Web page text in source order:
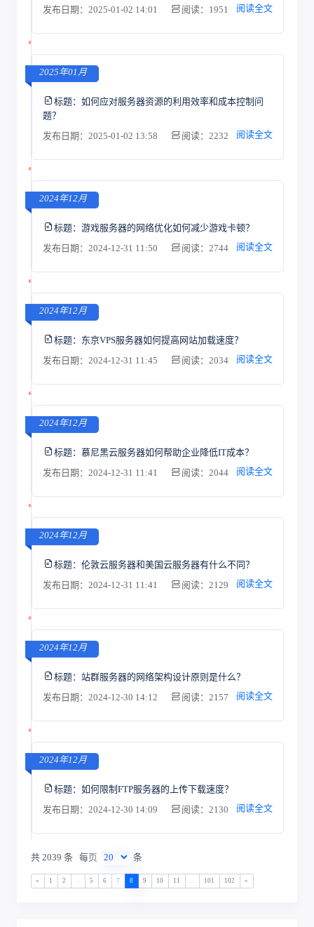
发布日期：2025-01-02 14:01
阅读：1951 阅读全文
2025年01月
标题： 如何应对服务器资源的利用效率和成本控制问
题？
发布日期：2025-01-02 13:58
阅读：2232 阅读全文
2024年12月
标题： 游戏服务器的网络优化如何减少游戏卡顿？
发布日期：2024-12-31 11:50
阅读：2744 阅读全文
2024年12月
标题： 东京VPS服务器如何提高网站加载速度？
发布日期：2024-12-31 11:45
阅读：2034 阅读全文
2024年12月
标题： 慕尼黑云服务器如何帮助企业降低IT成本？
发布日期：2024-12-31 11:41
阅读：2044 阅读全文
2024年12月
标题： 伦敦云服务器和美国云服务器有什么不同？
发布日期：2024-12-31 11:41
阅读：2129 阅读全文
2024年12月
标题： 站群服务器的网络架构设计原则是什么？
发布日期：2024-12-30 14:12
阅读：2157 阅读全文
2024年12月
标题： 如何限制FTP服务器的上传下载速度？
发布日期：2024-12-30 14:09
阅读：2130 阅读全文
共 2039 条 每页 条
« 1 2 5 6 7 8 9 10 11 101 102 »